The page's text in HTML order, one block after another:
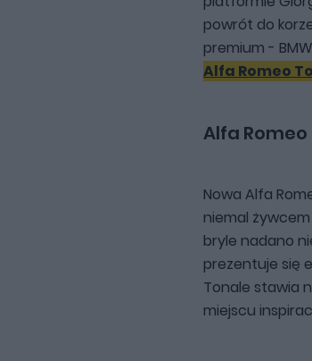
powrót do
premium -
Alfa Romeo
Alfa
Nowa Alfa
niemal
bryle nadano
prezentuje się
Tonale stawia
miejscu